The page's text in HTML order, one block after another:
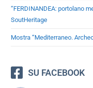
“FERDINANDEA: portolano
SoutHeritage
Mostra “Mediterraneo.
SU FACEBOOK